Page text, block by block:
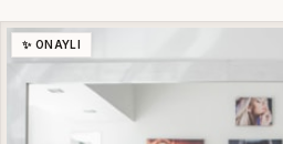
✨ ONAYLI